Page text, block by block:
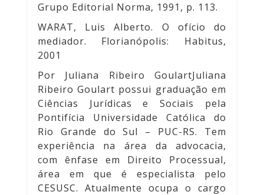
Grupo Editorial Norma, 1991, p. 113.
WARAT, Luis Alberto. O ofício do
mediador. Florianópolis: Habitus,
2001
Por Juliana Ribeiro GoulartJuliana
Ribeiro Goulart possui graduação em
Ciências Jurídicas e Sociais pela
Pontifícia Universidade Católica do
Rio Grande do Sul – PUC-RS. Tem
experiência na área da advocacia,
com ênfase em Direito Processual,
área em que é especialista pelo
CESUSC. Atualmente ocupa o cargo